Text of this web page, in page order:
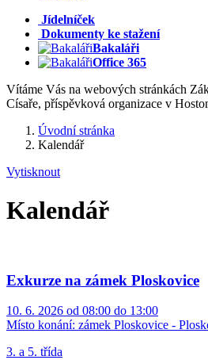
Jídelníček
Dokumenty ke stažení
Bakaláři
Office 365
Vítáme Vás na webových stránkách
Císaře, příspěvková organizace v
Úvodní stránka
Kalendář
Vytisknout
Kalendář
Exkurze na zámek Ploskovice
10. 6. 2026 od 08:00 do 13:00
Místo konání: zámek Ploskovice -
3. a 5. třída